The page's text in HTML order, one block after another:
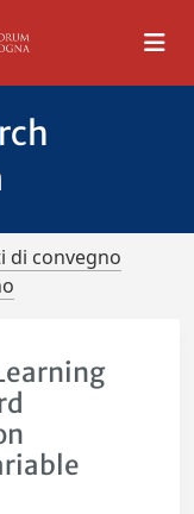
di convegno